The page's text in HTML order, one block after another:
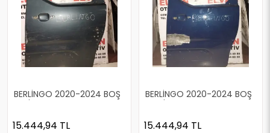
BERLİNGO 2020-2024 BOŞ
YEŞİL SOL ARKA KAPI
15.444,94 TL
BERLİNGO 2020-2024 BOŞ
MAVİ SOL ARKA KAPI
15.444,94 TL